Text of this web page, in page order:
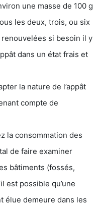
une masse de 100 g
les deux, trois, ou six
si besoin il y
dans un état frais et
la nature de l’appât
compte de
la consommation des
de faire examiner
bâtiments (fossés,
est possible qu’une
élue demeure dans les